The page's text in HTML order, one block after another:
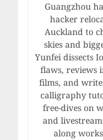
Guangzhou
hacker
Auckland to
skies and
Yunfei dissects
flaws, reviews
films, and
calligraphy
free-dives on
and
along